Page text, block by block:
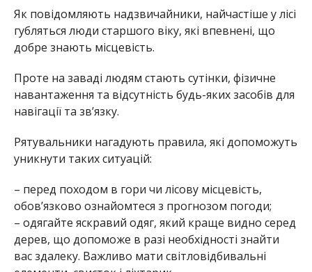
Як повідомляють надзвичайники, найчастіше у лісі
губляться люди старшого віку, які впевнені, що
добре знають місцевість.
Проте на заваді людям стають сутінки, фізичне
навантаження та відсутність будь-яких засобів для
навігації та зв’язку.
Рятувальники нагадують правила, які допоможуть
уникнути таких ситуацій:
– перед походом в гори чи лісову місцевість,
обов’язково ознайомтеся з прогнозом погоди;
– одягайте яскравий одяг, який краще видно серед
дерев, що допоможе в разі необхідності знайти
вас здалеку. Важливо мати світловідбивальні